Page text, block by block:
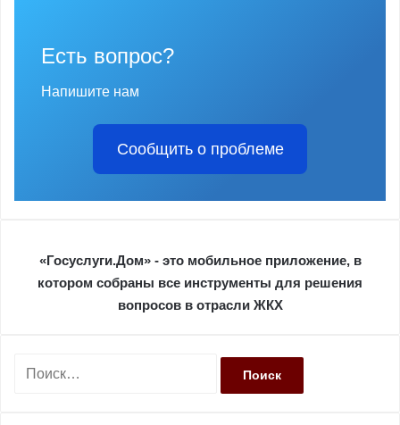
Есть вопрос?
Напишите нам
Сообщить о проблеме
«Госуслуги.Дом» - это мобильное приложение, в
котором собраны все инструменты для решения
вопросов в отрасли ЖКХ